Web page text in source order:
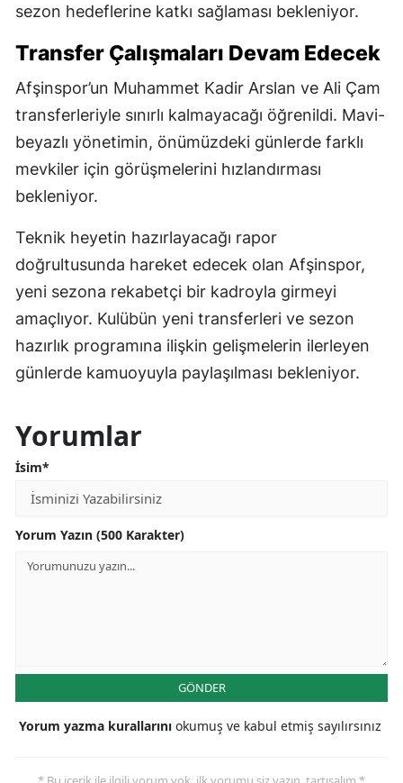
sezon hedeflerine katkı sağlaması bekleniyor.
Transfer Çalışmaları Devam Edecek
Afşinspor’un Muhammet Kadir Arslan ve Ali Çam
transferleriyle sınırlı kalmayacağı öğrenildi. Mavi-
beyazlı yönetimin, önümüzdeki günlerde farklı
mevkiler için görüşmelerini hızlandırması
bekleniyor.
Teknik heyetin hazırlayacağı rapor
doğrultusunda hareket edecek olan Afşinspor,
yeni sezona rekabetçi bir kadroyla girmeyi
amaçlıyor. Kulübün yeni transferleri ve sezon
hazırlık programına ilişkin gelişmelerin ilerleyen
günlerde kamuoyuyla paylaşılması bekleniyor.
Yorumlar
İsim*
Yorum Yazın (500 Karakter)
GÖNDER
Yorum yazma kurallarını okumuş ve kabul etmiş sayılırsınız